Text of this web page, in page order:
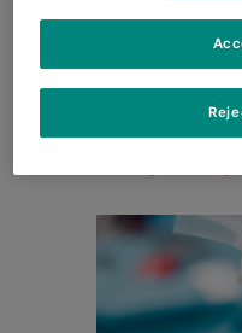
influenzare la
Vacanze,
alimentazione.